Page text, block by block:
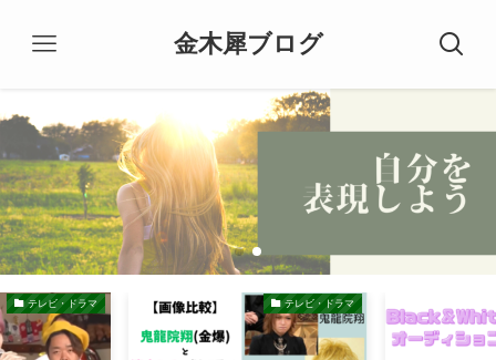
金木犀ブログ
テレビ・ドラマ テレビ・ドラマ